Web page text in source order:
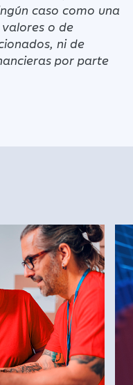
caso como una
o de
ni de
por parte